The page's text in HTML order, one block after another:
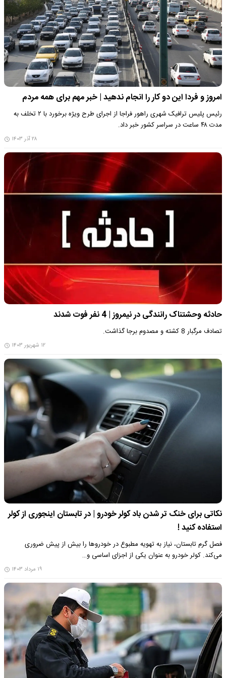
امروز و فردا این دو کار را انجام ندهید | خبر مهم برای همه مردم
رئیس پلیس ترافیک شهری راهور فراجا از اجرای طرح ویژه برخورد با ۲ تخلف به‌
مدت ۴۸ ساعت در سراسر کشور خبر داد.
۲۸ آذر ۱۴۰۳
حادثه وحشتناک رانندگی در نیمروز | 4 نفر فوت شدند
تصادف مرگبار 8 کشته و مصدوم برجا گذاشت.
۱۲ شهریور ۱۴۰۳
نکاتی برای خنک تر شدن باد کولر خودرو | در تابستان اینجوری از کولر
استفاده کنید !
فصل گرم تابستان، نیاز به تهویه مطبوع در خودروها را بیش از پیش ضروری
می‌کند. کولر خودرو به عنوان یکی از اجزای اساسی و…
۱۹ مرداد ۱۴۰۳